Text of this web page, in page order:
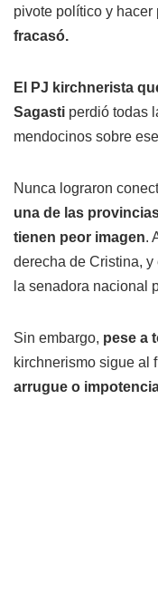
pivote político y hacer
fracasó.
El PJ kirchnerista
Sagasti perdió todas
mendocinos sobre
Nunca lograron
una de las
tienen peor imagen.
derecha de Cristina,
la senadora nacional
Sin embargo, pese a
kirchnerismo sigue al
arrugue o